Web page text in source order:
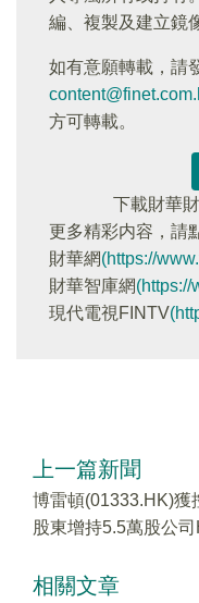
編、複製及建立鏡
如有意願轉載，請
方可轉載。
下載財華
更多精彩内容，請
財華網(https://
財華智庫網(https://
現代電視FINTV
上一篇新聞
博雷頓(01333.HK)獲
股東增持5.5萬股公
相關文章